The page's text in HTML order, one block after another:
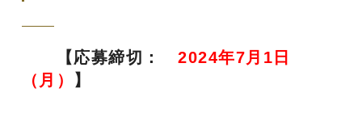
【応募締切：2024年7月1日
（月）
】